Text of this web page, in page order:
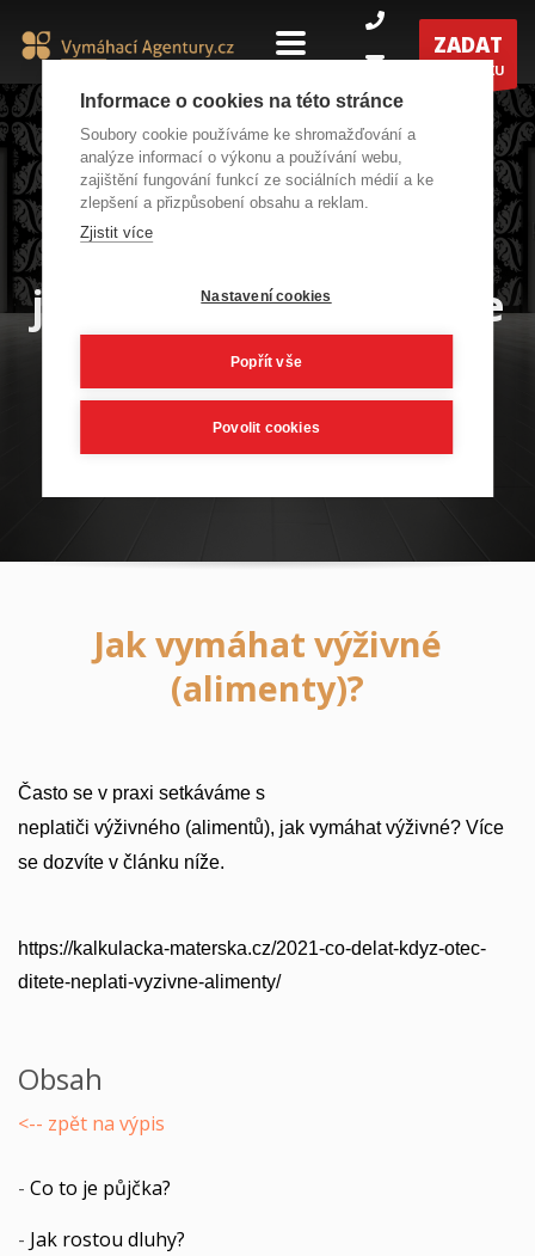
ZADAT
POPTÁVKU
Vybereme za Vás do
jakých dveří vstoupíte
Jak vymáhat výživné
(alimenty)?
Často se v praxi setkáváme s
neplatiči výživného (alimentů), jak vymáhat výživné? Více
se dozvíte v článku níže.
https://kalkulacka-materska.cz/2021-co-delat-kdyz-otec-
ditete-neplati-vyzivne-alimenty/
Obsah
<-- zpět na výpis
- Co to je půjčka?
- Jak rostou dluhy?
Informace o cookies na této stránce
Soubory cookie používáme ke shromažďování a
analýze informací o výkonu a používání webu,
zajištění fungování funkcí ze sociálních médií a ke
zlepšení a přizpůsobení obsahu a reklam.
Zjistit více
Nastavení cookies
Popřít vše
Povolit cookies